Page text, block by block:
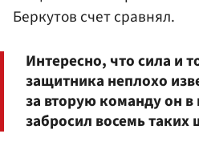
Беркутов счет сравнял.
Интересно, что сила и
защитника неплохо
за вторую команду он
забросил восемь таких